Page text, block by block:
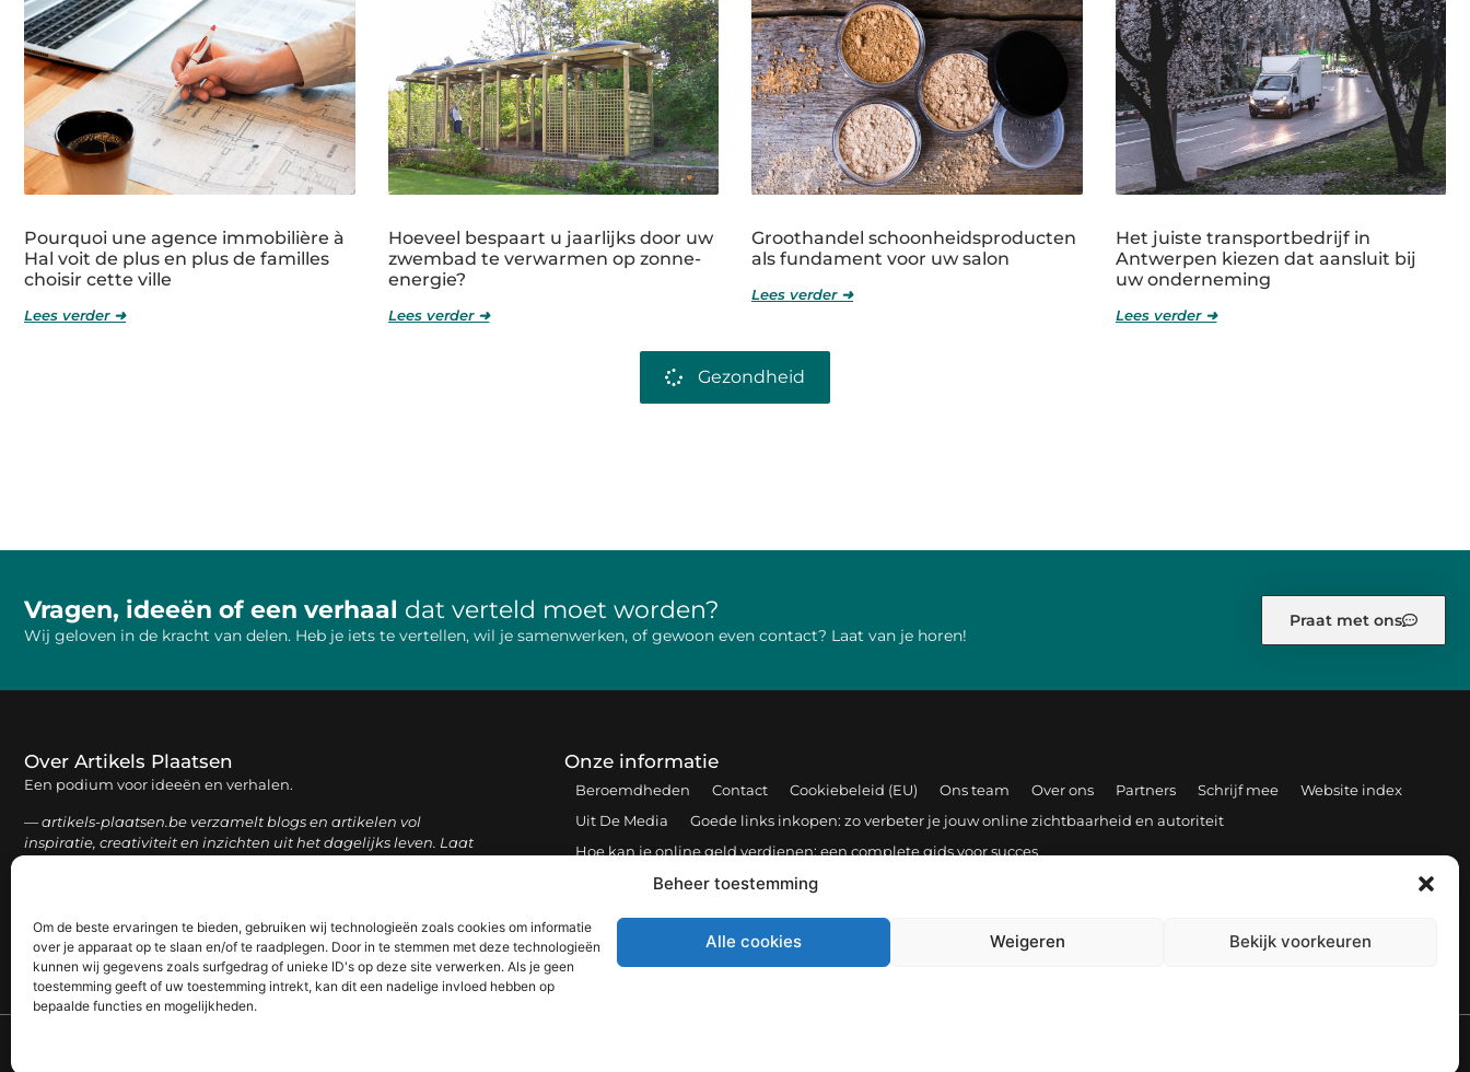
Beheer toestemming
Om de beste ervaringen te bieden, gebruiken wij technologieën zoals cookies om informatie
over je apparaat op te slaan en/of te raadplegen. Door in te stemmen met deze technologieën
kunnen wij gegevens zoals surfgedrag of unieke ID's op deze site verwerken. Als je geen
toestemming geeft of uw toestemming intrekt, kan dit een nadelige invloed hebben op
bepaalde functies en mogelijkheden.
Alle cookies Weigeren Bekijk voorkeuren
Pourquoi une agence immobilière à
Hal voit de plus en plus de familles
choisir cette ville
Lees verder ➜
Hoeveel bespaart u jaarlijks door uw
zwembad te verwarmen op zonne-
energie?
Lees verder ➜
Groothandel schoonheidsproducten
als fundament voor uw salon
Lees verder ➜
Het juiste transportbedrijf in
Antwerpen kiezen dat aansluit bij
uw onderneming
Lees verder ➜
Gezondheid
Vragen, ideeën of een verhaal dat verteld moet worden?
Wij geloven in de kracht van delen. Heb je iets te vertellen, wil je samenwerken, of gewoon even contact? Laat van je horen!
Praat met ons
Over Artikels Plaatsen
Een podium voor ideeën en verhalen.
— artikels-plaatsen.be verzamelt blogs en artikelen vol
inspiratie, creativiteit en inzichten uit het dagelijks leven. Laat
Onze informatie
Beroemdheden Contact Cookiebeleid (EU) Ons team Over ons Partners Schrijf mee
Website index
Uit De Media
Goede links inkopen: zo verbeter je jouw online zichtbaarheid en autoriteit
Hoe kan je online geld verdienen: een complete gids voor succes
Bericht categorie